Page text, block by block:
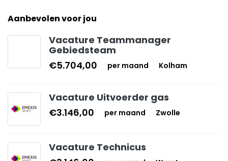
Aanbevolen voor jou
Vacature Teammanager
Gebiedsteam
€5.704,00
per maand Kolham
Vacature Uitvoerder gas
€3.146,00
per maand Zwolle
Vacature Technicus